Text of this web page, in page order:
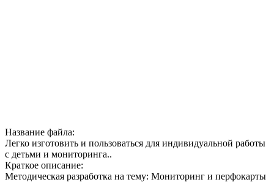
Название файла:
Легко изготовить и пользоваться для индивидуальной работы
с детьми и мониторинга..
Краткое описание:
Методическая разработка на тему: Мониторинг и перфокарты